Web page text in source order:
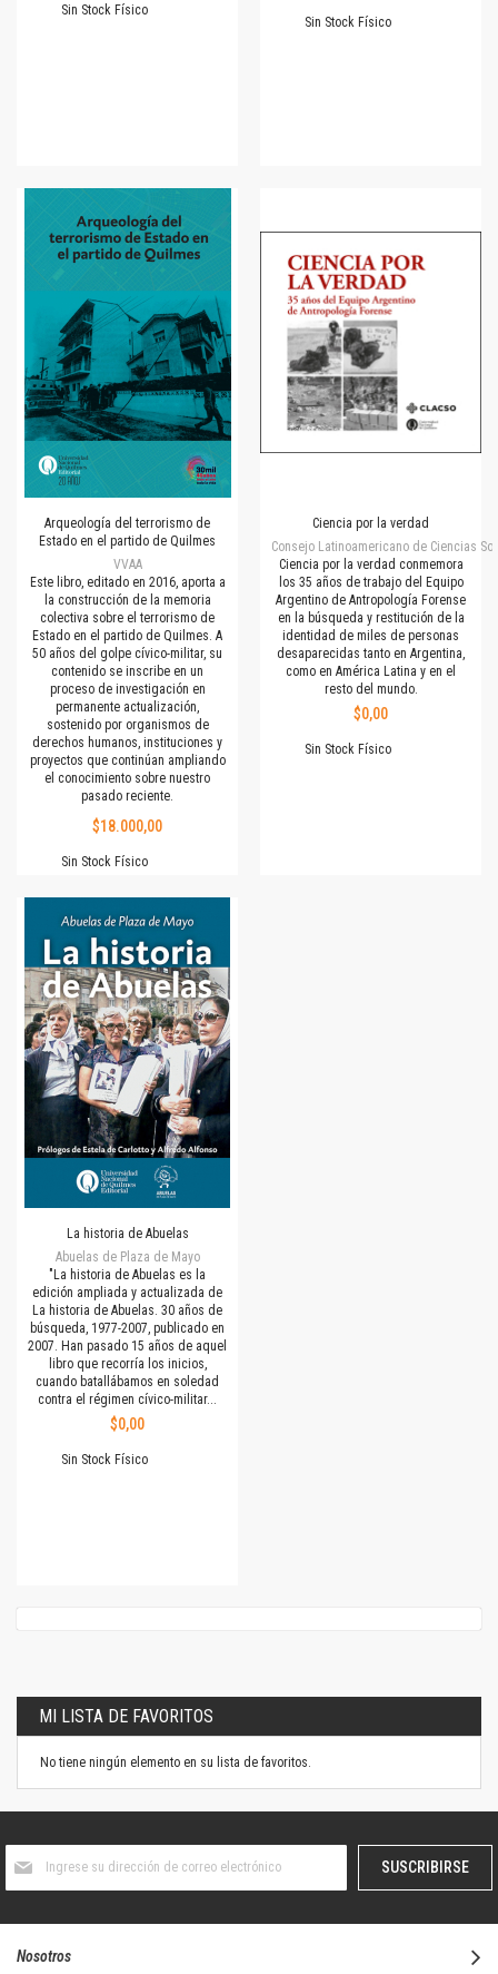
Sin Stock Físico
Sin Stock Físico
Arqueología del terrorismo de
Estado en el partido de Quilmes
VVAA
Este libro, editado en 2016, aporta a
la construcción de la memoria
colectiva sobre el terrorismo de
Estado en el partido de Quilmes. A
50 años del golpe cívico-militar, su
contenido se inscribe en un
proceso de investigación en
permanente actualización,
sostenido por organismos de
derechos humanos, instituciones y
proyectos que continúan ampliando
el conocimiento sobre nuestro
pasado reciente.
$18.000,00
Sin Stock Físico
Ciencia por la verdad
Consejo Latinoamericano de Ciencias
Ciencia por la verdad conmemora
los 35 años de trabajo del Equipo
Argentino de Antropología Forense
en la búsqueda y restitución de la
identidad de miles de personas
desaparecidas tanto en Argentina,
como en América Latina y en el
resto del mundo.
$0,00
Sin Stock Físico
La historia de Abuelas
Abuelas de Plaza de Mayo
"La historia de Abuelas es la
edición ampliada y actualizada de
La historia de Abuelas. 30 años de
búsqueda, 1977-2007, publicado en
2007. Han pasado 15 años de aquel
libro que recorría los inicios,
cuando batallábamos en soledad
contra el régimen cívico-militar...
$0,00
Sin Stock Físico
MI LISTA DE FAVORITOS
No tiene ningún elemento en su lista de favoritos.
boletín
SUSCRIBIRSE
Nosotros